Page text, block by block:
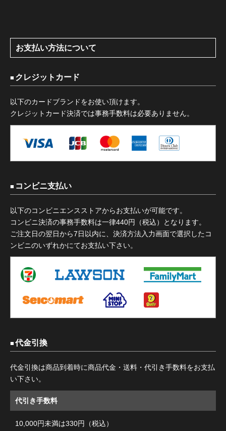
お支払い方法について
クレジットカード
以下のカードブランドをお使い頂けます。
クレジットカード決済では事務手数料は必要ありません。
コンビニ支払い
以下のコンビニエンスストアからお支払いが可能です。
コンビニ決済の事務手数料は一律440円（税込）となります。
ご注文日の翌日から7日以内に、決済方法入力画面で選択したコ
ンビニのいずれかにてお支払い下さい。
代金引換
代金引換は商品到着時に商品代金・送料・代引き手数料をお支払
い下さい。
代引き手数料
10,000円未満は330円（税込）